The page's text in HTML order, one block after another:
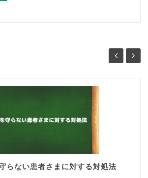
らない患者さまに対する対処法